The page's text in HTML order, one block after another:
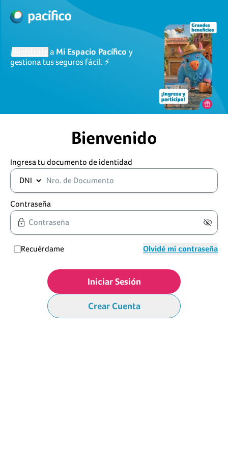
¡ a Mi Espacio Pacífico y
gestiona tus seguros fácil. ⚡
Bienvenido
Ingresa tu documento de identidad
Contraseña
Recuérdame Olvidé mi contraseña
Iniciar Sesión
Crear Cuenta